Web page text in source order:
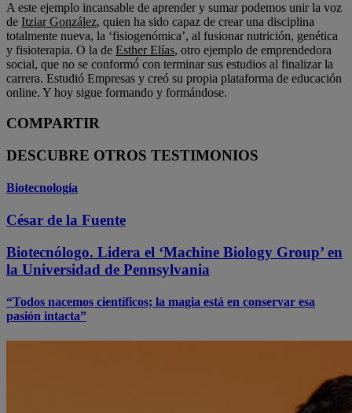
A este ejemplo incansable de aprender y sumar podemos unir la voz
de Itziar González, quien ha sido capaz de crear una disciplina
totalmente nueva, la ‘fisiogenómica’, al fusionar nutrición, genética
y fisioterapia. O la de Esther Elías, otro ejemplo de emprendedora
social, que no se conformó́ con terminar sus estudios al finalizar la
carrera. Estudió Empresas y creó su propia plataforma de educación
online. Y hoy sigue formando y formándose.
COMPARTIR
DESCUBRE OTROS TESTIMONIOS
Biotecnología
César de la Fuente
Biotecnólogo. Lidera el ‘Machine Biology Group’ en
la Universidad de Pennsylvania
“Todos nacemos científicos; la magia está en conservar esa
pasión intacta”